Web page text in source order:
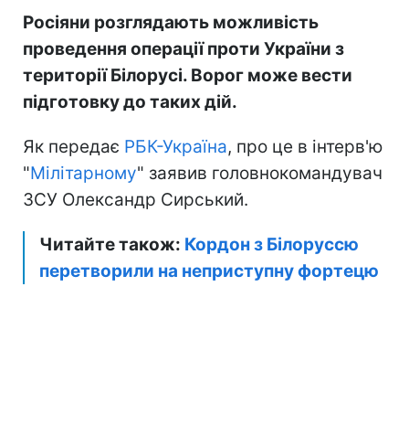
Росіяни розглядають можливість
проведення операції проти України з
території Білорусі. Ворог може вести
підготовку до таких дій.
Як передає РБК-Україна, про це в інтерв'ю
"Мілітарному" заявив головнокомандувач
ЗСУ Олександр Сирський.
Читайте також: Кордон з Білоруссю
перетворили на неприступну фортецю